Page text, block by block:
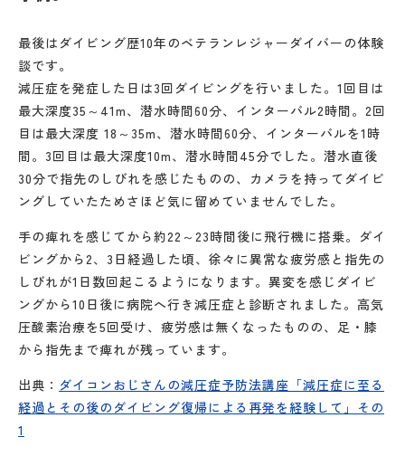
最後はダイビング歴10年のベテランレジャーダイバーの体験
談です。
減圧症を発症した日は3回ダイビングを行いました。1回目は
最大深度35～41m、潜水時間60分、インターバル2時間。2回
目は最大深度 18～35m、潜水時間60分、インターバルを1時
間。3回目は最大深度10m、潜水時間45分でした。潜水直後
30分で指先のしびれを感じたものの、カメラを持ってダイビ
ングしていたためさほど気に留めていませんでした。
手の痺れを感じてから約22～23時間後に飛行機に搭乗。ダイ
ビングから2、3日経過した頃、徐々に異常な疲労感と指先の
しびれが1日数回起こるようになります。異変を感じダイビ
ングから10日後に病院へ行き減圧症と診断されました。高気
圧酸素治療を5回受け、疲労感は無くなったものの、足・膝
から指先まで痺れが残っています。
出典： ダイコンおじさんの減圧症予防法講座「減圧症に至る
経過とその後のダイビング復帰による再発を経験して」その
1